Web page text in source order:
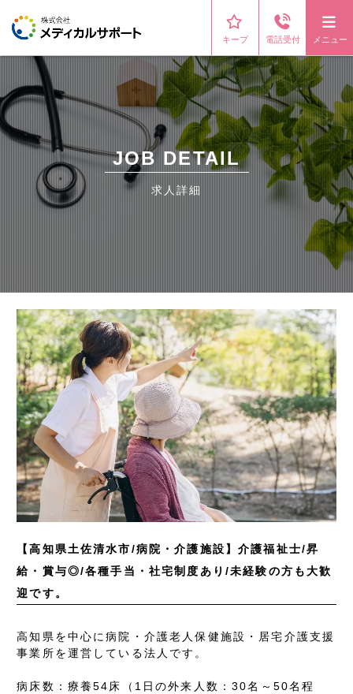
キープ 電話受付 メニュー
JOB DETAIL
求人詳細
【高知県土佐清水市/病院・介護施設】介護福祉士/昇
給・賞与◎/各種手当・社宅制度あり/未経験の方も大歓
迎です。
高知県を中心に病院・介護老人保健施設・居宅介護支援
事業所を運営している法人です。
病床数：療養54床（1日の外来人数：30名～50名程